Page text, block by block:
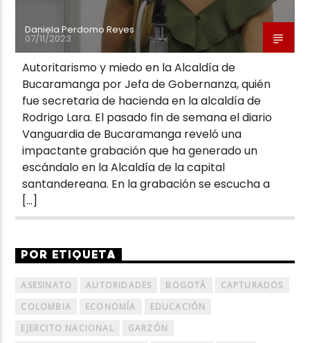
Daniela Perdomo Reyes
07/11/2023
Autoritarismo y miedo en la Alcaldía de
Bucaramanga por Jefa de Gobernanza, quién
fue secretaria de hacienda en la alcaldía de
Rodrigo Lara. El pasado fin de semana el diario
Vanguardia de Bucaramanga reveló una
impactante grabación que ha generado un
escándalo en la Alcaldía de la capital
santandereana. En la grabación se escucha a
[…]
POR ETIQUETA
ASESINATO AUTORIDADES BOGOTÁ
CAPTURADOS
COLOMBIA
ECONOMÍA
EDUCACIÓN
EJERCITO NACIONAL
GARZÓN